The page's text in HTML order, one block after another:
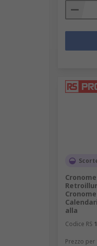
alla
Codice RS
Prezzo per